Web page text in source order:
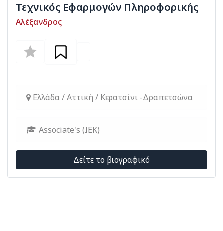
Τεχνικός Εφαρμογών Πληροφορικής
Αλέξανδρος
Ελλάδα / Αττική / Κερατσίνι -Δραπετσώνα
Associate's (ΙΕΚ)
Δείτε το βιογραφικό